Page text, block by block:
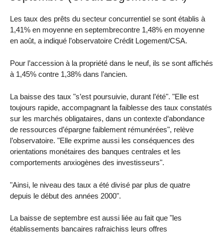
Les taux des prêts du secteur concurrentiel se sont établis à
1,41% en moyenne en septembrecontre 1,48% en moyenne
en août, a indiqué l’observatoire Crédit Logement/CSA.
Pour l’accession à la propriété dans le neuf, ils se sont affichés
à 1,45% contre 1,38% dans l’ancien.
La baisse des taux "s’est poursuivie, durant l’été". "Elle est
toujours rapide, accompagnant la faiblesse des taux constatés
sur les marchés obligataires, dans un contexte d’abondance
de ressources d’épargne faiblement rémunérées", relève
l’observatoire. "Elle exprime aussi les conséquences des
orientations monétaires des banques centrales et les
comportements anxiogènes des investisseurs".
"Ainsi, le niveau des taux a été divisé par plus de quatre
depuis le début des années 2000".
La baisse de septembre est aussi liée au fait que "les
établissements bancaires rafraichiss leurs offres